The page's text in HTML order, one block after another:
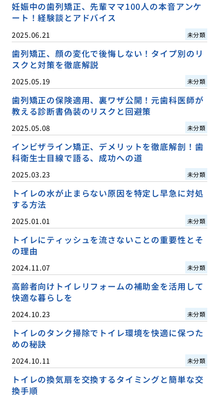
妊娠中の歯列矯正、先輩ママ100人の本音アンケ
ート！経験談とアドバイス
2025.06.21 未分類
歯列矯正、顔の変化で後悔しない！タイプ別のリ
スクと対策を徹底解説
2025.05.19 未分類
歯列矯正の保険適用、裏ワザ公開！元歯科医師が
教える診断書偽装のリスクと回避策
2025.05.08 未分類
インビザライン矯正、デメリットを徹底解剖！歯
科衛生士目線で語る、成功への道
2025.03.23 未分類
トイレの水が止まらない原因を特定し早急に対処
する方法
2025.01.01 未分類
トイレにティッシュを流さないことの重要性とそ
の理由
2024.11.07 未分類
高齢者向けトイレリフォームの補助金を活用して
快適な暮らしを
2024.10.23 未分類
トイレのタンク掃除でトイレ環境を快適に保つた
めの秘訣
2024.10.11 未分類
トイレの換気扇を交換するタイミングと簡単な交
換手順